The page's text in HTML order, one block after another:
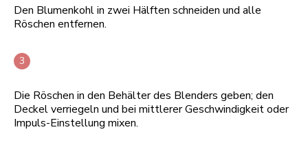
Den Blumenkohl in zwei Hälften schneiden und alle
Röschen entfernen.
Die Röschen in den Behälter des Blenders geben; den
Deckel verriegeln und bei mittlerer Geschwindigkeit oder
Impuls-Einstellung mixen.